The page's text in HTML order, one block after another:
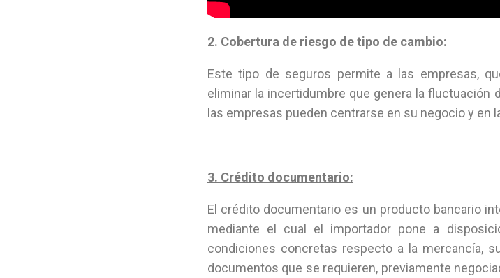
2. Cobertura de riesgo de tipo de cambio:
Este tipo de seguros permite a las empresas,
eliminar la incertidumbre que genera la fluctuación
las empresas pueden centrarse en su negocio y en
3. Crédito documentario:
El crédito documentario es un producto bancario
mediante el cual el importador pone a
condiciones concretas respecto a la mercancía,
documentos que se requieren, previamente